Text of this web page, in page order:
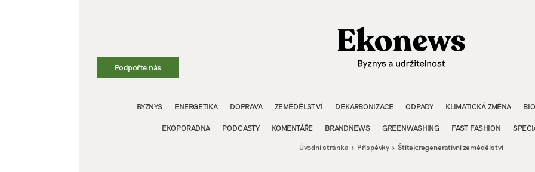
Podpořte nás
BYZNYS ENERGETIKA DOPRAVA ZEMĚDĚLSTVÍ DEKARBONIZACE ODPADY KLIMATICKÁ ZMĚNA
EKOPORADNA PODCASTY KOMENTÁŘE BRANDNEWS GREENWASHING FAST FASHION
Úvodní stránka Příspěvky Štítek:regenerativní zemědělství